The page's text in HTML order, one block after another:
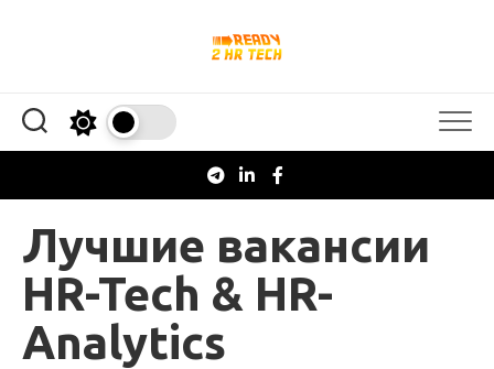
Лучшие вакансии
HR-Tech & HR-
Analytics